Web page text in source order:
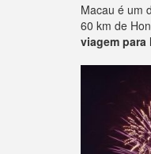
Macau é um
60 km de
viagem para